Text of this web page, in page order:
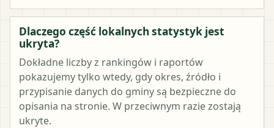
Dlaczego część lokalnych statystyk jest
ukryta?
Dokładne liczby z rankingów i raportów
pokazujemy tylko wtedy, gdy okres, źródło i
przypisanie danych do gminy są bezpieczne do
opisania na stronie. W przeciwnym razie zostają
ukryte.